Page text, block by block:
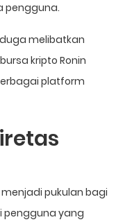
pengguna.
melibatkan
kripto Ronin
platform
pukulan bagi
pengguna yang